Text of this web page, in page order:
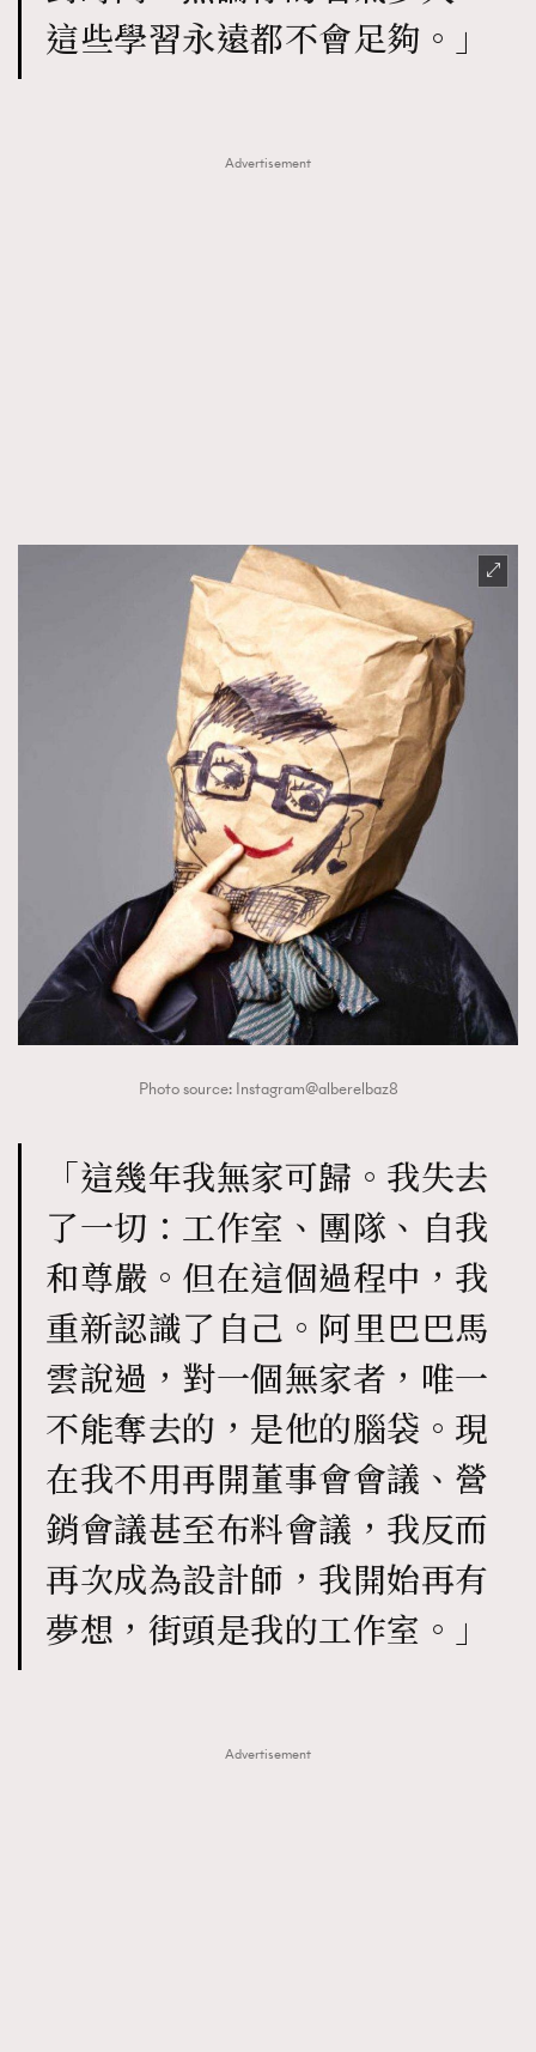
這些學習永遠都不會足夠。」
Advertisement
Photo source: Instagram@alberelbaz8
「這幾年我無家可歸。我失去
了一切：工作室、團隊、自我
和尊嚴。但在這個過程中，我
重新認識了自己。阿里巴巴馬
雲說過，對一個無家者，唯一
不能奪去的，是他的腦袋。現
在我不用再開董事會會議、營
銷會議甚至布料會議，我反而
再次成為設計師，我開始再有
夢想，街頭是我的工作室。」
Advertisement